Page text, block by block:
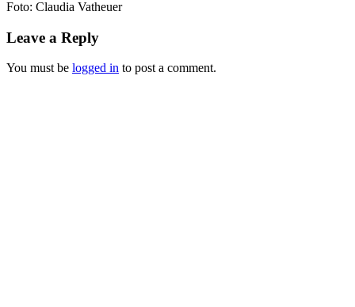
Foto: Claudia Vatheuer
Leave a Reply
You must be logged in to post a comment.